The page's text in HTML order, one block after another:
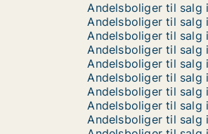
Andelsboliger til salg
Andelsboliger til salg
Andelsboliger til salg
Andelsboliger til salg
Andelsboliger til salg
Andelsboliger til salg
Andelsboliger til salg
Andelsboliger til salg
Andelsboliger til salg